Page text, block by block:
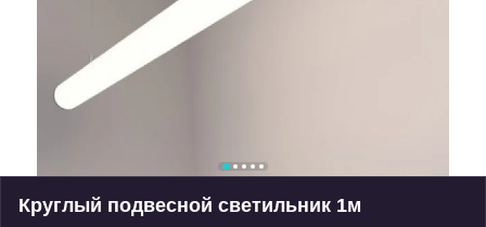
Круглый подвесной светильник 1м